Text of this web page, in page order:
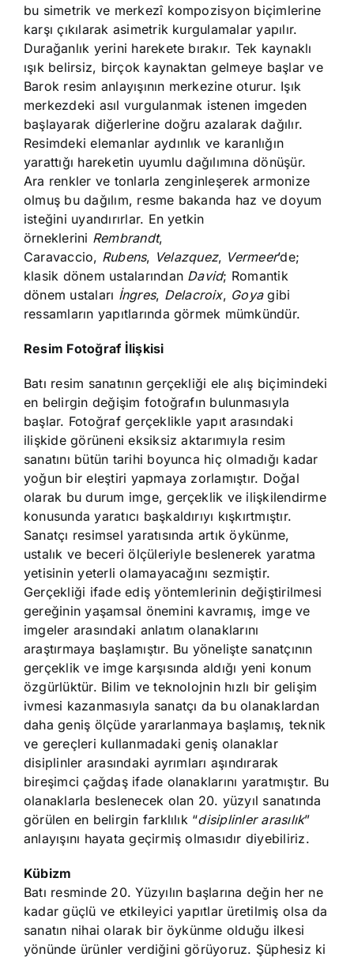
bu simetrik ve merkezî kompozisyon biçimlerine
karşı çıkılarak asimetrik kurgulamalar yapılır.
Durağanlık yerini harekete bırakır. Tek kaynaklı
ışık belirsiz, birçok kaynaktan gelmeye başlar ve
Barok resim anlayışının merkezine oturur. Işık
merkezdeki asıl vurgulanmak istenen imgeden
başlayarak diğerlerine doğru azalarak dağılır.
Resimdeki elemanlar aydınlık ve karanlığın
yarattığı hareketin uyumlu dağılımına dönüşür.
Ara renkler ve tonlarla zenginleşerek armonize
olmuş bu dağılım, resme bakanda haz ve doyum
isteğini uyandırırlar. En yetkin
örneklerini Rembrandt,
Caravaccio, Rubens, Velazquez, Vermeer’de;
klasik dönem ustalarından David; Romantik
dönem ustaları İngres, Delacroix, Goyagibi
ressamların yapıtlarında görmek mümkündür.
Resim Fotoğraf İlişkisi
Batı resim sanatının gerçekliği ele alış biçimindeki
en belirgin değişim fotoğrafın bulunmasıyla
başlar. Fotoğraf gerçeklikle yapıt arasındaki
ilişkide görüneni eksiksiz aktarımıyla resim
sanatını bütün tarihi boyunca hiç olmadığı kadar
yoğun bir eleştiri yapmaya zorlamıştır. Doğal
olarak bu durum imge, gerçeklik ve ilişkilendirme
konusunda yaratıcı başkaldırıyı kışkırtmıştır.
Sanatçı resimsel yaratısında artık öykünme,
ustalık ve beceri ölçüleriyle beslenerek yaratma
yetisinin yeterli olamayacağını sezmiştir.
Gerçekliği ifade ediş yöntemlerinin değiştirilmesi
gereğinin yaşamsal önemini kavramış, imge ve
imgeler arasındaki anlatım olanaklarını
araştırmaya başlamıştır. Bu yönelişte sanatçının
gerçeklik ve imge karşısında aldığı yeni konum
özgürlüktür. Bilim ve teknolojnin hızlı bir gelişim
ivmesi kazanmasıyla sanatçı da bu olanaklardan
daha geniş ölçüde yararlanmaya başlamış, teknik
ve gereçleri kullanmadaki geniş olanaklar
disiplinler arasındaki ayrımları aşındırarak
bireşimci çağdaş ifade olanaklarını yaratmıştır. Bu
olanaklarla beslenecek olan 20. yüzyıl sanatında
görülen en belirgin farklılık “disiplinler arasılık”
anlayışını hayata geçirmiş olmasıdır diyebiliriz.
Kübizm
Batı resminde 20. Yüzyılın başlarına değin her ne
kadar güçlü ve etkileyici yapıtlar üretilmiş olsa da
sanatın nihai olarak bir öykünme olduğu ilkesi
yönünde ürünler verdiğini görüyoruz. Şüphesiz ki